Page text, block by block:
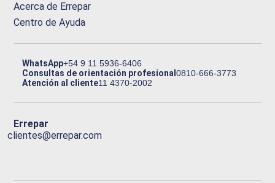
Acerca de Errepar
Centro de Ayuda
WhatsApp+54 9 11 5936-6406
Consultas de orientación profesional0810-666-3773
Atención al cliente11 4370-2002
Errepar
clientes@errepar.com